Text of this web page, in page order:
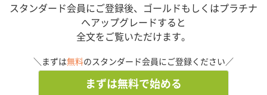
スタンダード会員にご登録後、ゴールドもしくはプラチナ
へアップグレードすると
全文をご覧いただけます。
＼まずは無料のスタンダード会員にご登録ください／
まずは無料で始める